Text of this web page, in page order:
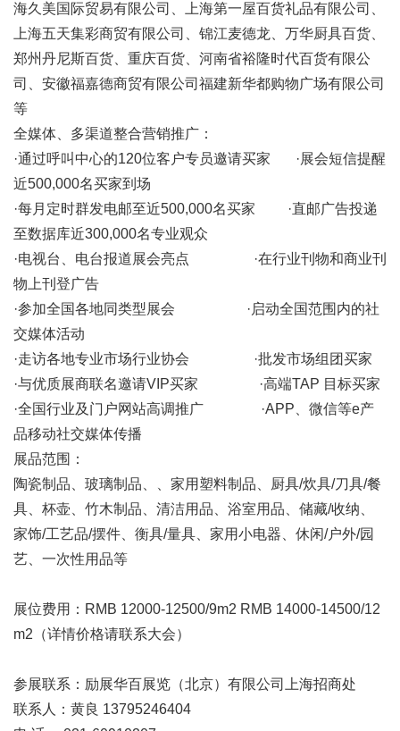
海久美国际贸易有限公司、上海第一屋百货礼品有限公司、
上海五天集彩商贸有限公司、锦江麦德龙、万华厨具百货、
郑州丹尼斯百货、重庆百货、河南省裕隆时代百货有限公
司、安徽福嘉德商贸有限公司福建新华都购物广场有限公司
等
全媒体、多渠道整合营销推广：
·通过呼叫中心的120位客户专员邀请买家 ·展会短信提醒
近500,000名买家到场
·每月定时群发电邮至近500,000名买家 ·直邮广告投递
至数据库近300,000名专业观众
·电视台、电台报道展会亮点 ·在行业刊物和商业刊
物上刊登广告
·参加全国各地同类型展会 ·启动全国范围内的社
交媒体活动
·走访各地专业市场行业协会 ·批发市场组团买家
·与优质展商联名邀请VIP买家 ·高端TAP 目标买家
·全国行业及门户网站高调推广 ·APP、微信等e产
品移动社交媒体传播
展品范围：
陶瓷制品、玻璃制品、、家用塑料制品、厨具/炊具/刀具/餐
具、杯壶、竹木制品、清洁用品、浴室用品、储藏/收纳、
家饰/工艺品/摆件、衡具/量具、家用小电器、休闲/户外/园
艺、一次性用品等
展位费用：RMB 12000-12500/9m2 RMB 14000-14500/12
m2（详情价格请联系大会）
参展联系：励展华百展览（北京）有限公司上海招商处
联系人：黄良 13795246404